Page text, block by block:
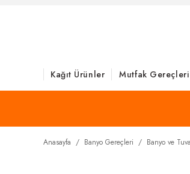
Kağıt Ürünler Mutfak Gereçleri
Anasayfa Banyo Gereçleri Banyo ve